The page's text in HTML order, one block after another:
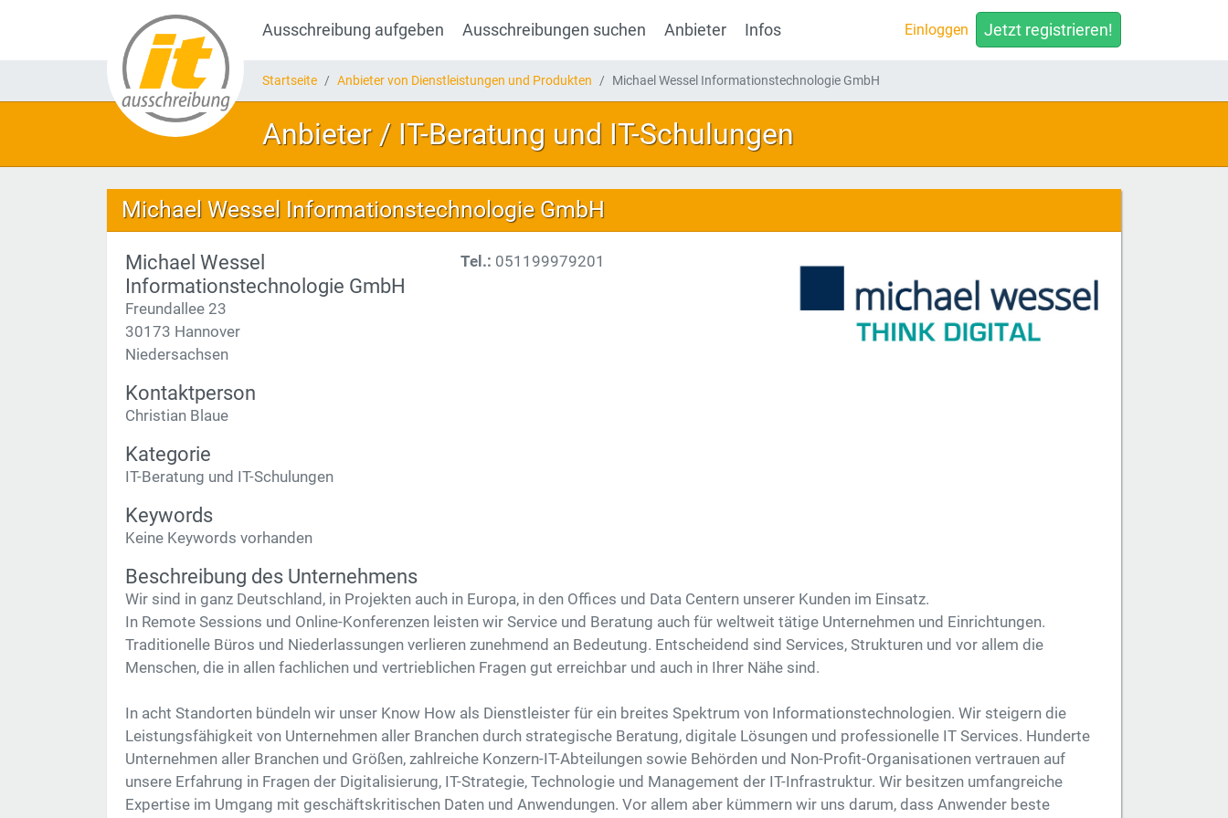
Ausschreibung aufgeben Ausschreibungen suchen Anbieter Infos Einloggen Jetzt registrieren!
Startseite Anbieter von Dienstleistungen und Produkten Michael Wessel Informationstechnologie GmbH
Anbieter / IT-Beratung und IT-Schulungen
Michael Wessel Informationstechnologie GmbH
Michael Wessel
Informationstechnologie GmbH
Freundallee 23
30173 Hannover
Niedersachsen
Tel.: 051199979201
Kontaktperson
Christian Blaue
Kategorie
IT-Beratung und IT-Schulungen
Keywords
Keine Keywords vorhanden
Beschreibung des Unternehmens
Wir sind in ganz Deutschland, in Projekten auch in Europa, in den Offices und Data Centern unserer Kunden im Einsatz.
In Remote Sessions und Online-Konferenzen leisten wir Service und Beratung auch für weltweit tätige Unternehmen und Einrichtungen.
Traditionelle Büros und Niederlassungen verlieren zunehmend an Bedeutung. Entscheidend sind Services, Strukturen und vor allem die
Menschen, die in allen fachlichen und vertrieblichen Fragen gut erreichbar und auch in Ihrer Nähe sind.
In acht Standorten bündeln wir unser Know How als Dienstleister für ein breites Spektrum von Informationstechnologien. Wir steigern die
Leistungsfähigkeit von Unternehmen aller Branchen durch strategische Beratung, digitale Lösungen und professionelle IT Services. Hunderte
Unternehmen aller Branchen und Größen, zahlreiche Konzern-IT-Abteilungen sowie Behörden und Non-Profit-Organisationen vertrauen auf
unsere Erfahrung in Fragen der Digitalisierung, IT-Strategie, Technologie und Management der IT-Infrastruktur. Wir besitzen umfangreiche
Expertise im Umgang mit geschäftskritischen Daten und Anwendungen. Vor allem aber kümmern wir uns darum, dass Anwender beste